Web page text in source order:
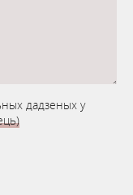
дадзеных у